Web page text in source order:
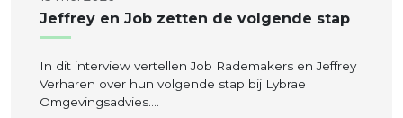
Jeffrey en Job zetten de volgende stap
In dit interview vertellen Job Rademakers en Jeffrey
Verharen over hun volgende stap bij Lybrae
Omgevingsadvies….